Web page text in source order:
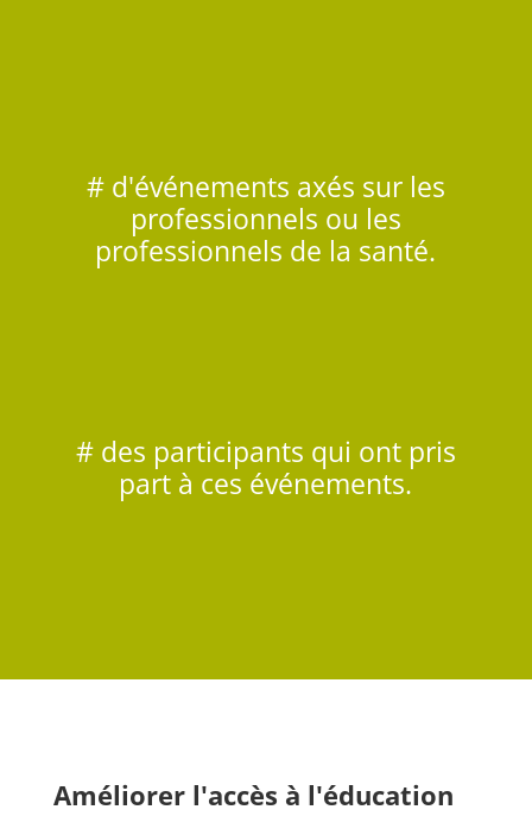
# d'événements axés sur les
professionnels ou les
professionnels de la santé.
# des participants qui ont pris
part à ces événements.
Améliorer l'accès à l'éducation